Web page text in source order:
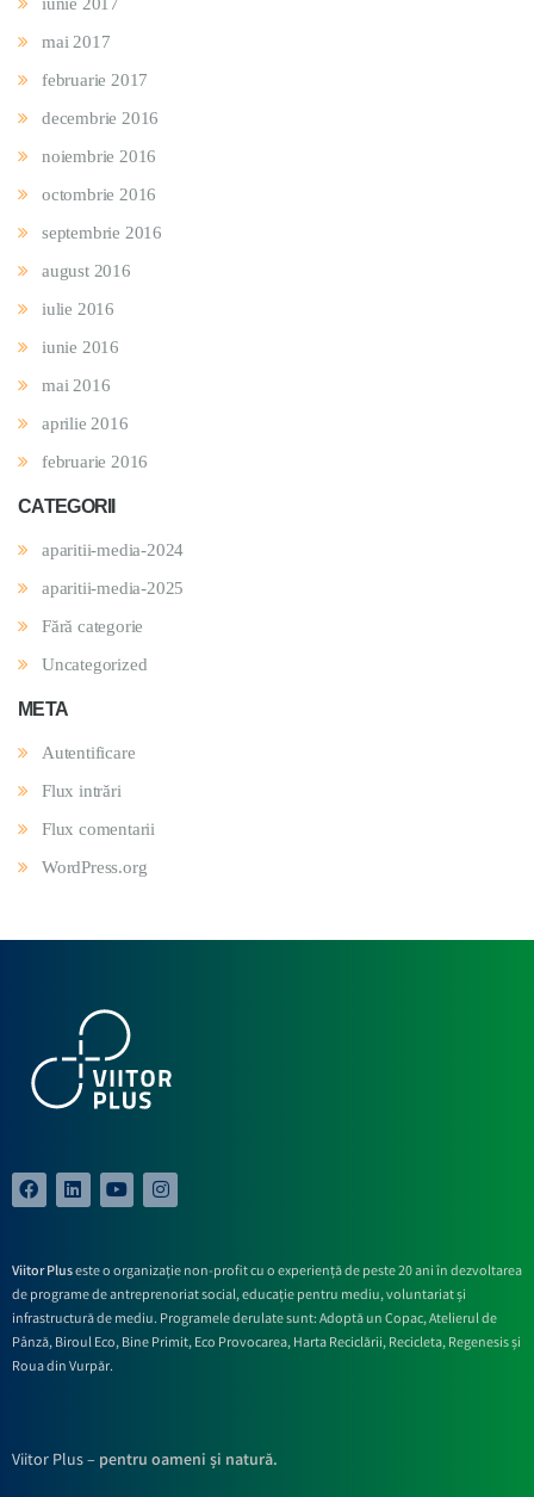
mai 2017
februarie 2017
decembrie 2016
noiembrie 2016
octombrie 2016
septembrie 2016
august 2016
iulie 2016
iunie 2016
mai 2016
aprilie 2016
februarie 2016
CATEGORII
aparitii-media-2024
aparitii-media-2025
Fără categorie
Uncategorized
META
Autentificare
Flux intrări
Flux comentarii
WordPress.org
Viitor Pluseste o organizație non-profit cu o experiență de peste 20 ani în dezvoltarea
de programe de antreprenoriat social, educație pentru mediu, voluntariat și
infrastructură de mediu. Programele derulate sunt: Adoptă un Copac, Atelierul de
Pânză,Biroul Eco,Bine Primit,Eco Provocarea,Harta Reciclării,Recicleta, Regenesis și
Roua din Vurpăr.
Viitor Plus – pentru oameni și natură.